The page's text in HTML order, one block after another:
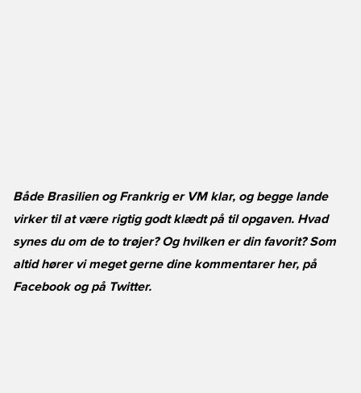
Både Brasilien og Frankrig er VM klar, og begge lande
virker til at være rigtig godt klædt på til opgaven. Hvad
synes du om de to trøjer? Og hvilken er din favorit? Som
altid hører vi meget gerne dine kommentarer her, på
Facebookog på Twitter.